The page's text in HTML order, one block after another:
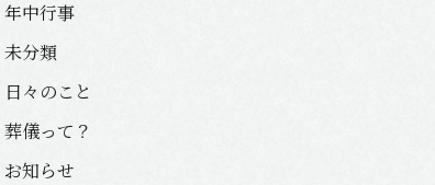
年中行事
未分類
日々のこと
葬儀って？
お知らせ